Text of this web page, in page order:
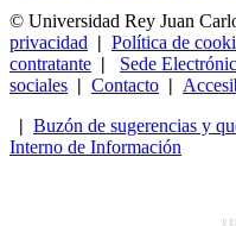
© Universidad Rey Juan
privacidad | Política de
contratante | Sede
sociales | Contacto |
| Buzón de sugerencias y
Interno de Información